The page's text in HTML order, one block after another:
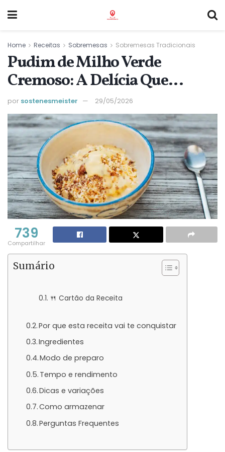
Home Receitas Sobremesas Sobremesas Tradicionais
Pudim de Milho Verde
Cremoso: A Delícia Que
Desenforma Fácil
por sostenesmeister 29/05/2026
739
Compartilhar
Sumário
🍴 Cartão da Receita
Por que esta receita vai te conquistar
Ingredientes
Modo de preparo
Tempo e rendimento
Dicas e variações
Como armazenar
Perguntas Frequentes